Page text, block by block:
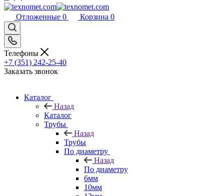
Отложенные 0 Корзина 0
Телефоны
+7 (351) 242-25-40
Заказать звонок
Каталог
Назад
Каталог
Трубы
Назад
Трубы
По диаметру
Назад
По диаметру
6мм
10мм